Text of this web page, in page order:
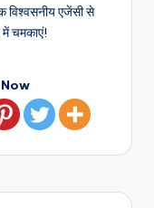
विश्वसनीय एजेंसी से
चमकाएं!